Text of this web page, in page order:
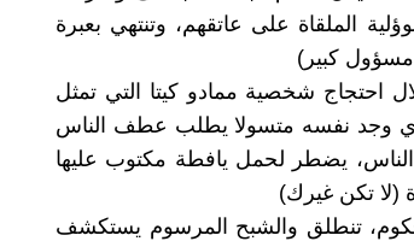
الملقاة على عاتقهم، وتنتهي بعبرة
مسؤول كبير)
احتجاج شخصية ممادو كيتا التي تمثل
وجد نفسه متسولا يطلب عطف الناس
يضطر لحمل يافطة مكتوب عليها
(لا تكن غيرك)
تنطلق والشبح المرسوم يستكشف